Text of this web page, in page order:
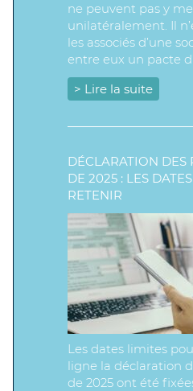
ne peuvent pas y
unilatéralement. Il
les associés d’une
entre eux un pacte
> Lire la suite
DÉCLARATION DES
DE 2025 : LES
RETENIR
Les dates limites
ligne la déclaration
de 2025 ont été